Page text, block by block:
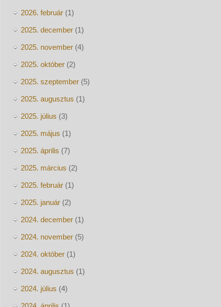
2026. február(1)
2025. december(1)
2025. november(4)
2025. október(2)
2025. szeptember(5)
2025. augusztus (1)
2025. július (3)
2025. május (1)
2025. április (7)
2025. március (2)
2025. február(1)
2025. január(2)
2024. december(1)
2024. november(5)
2024. október(1)
2024. augusztus (1)
2024. július (4)